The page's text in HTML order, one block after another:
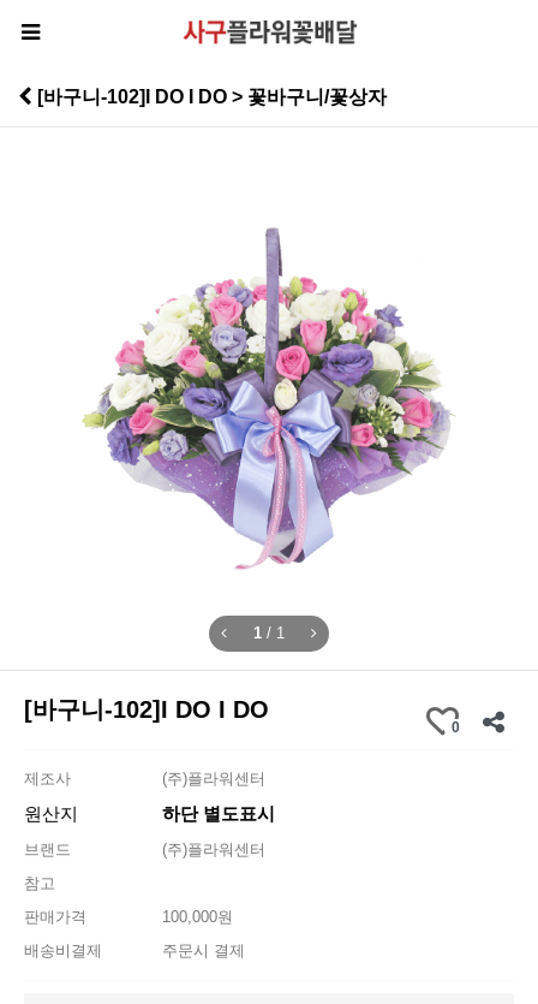
[바구니-102]I DO I DO > 꽃바구니/꽃상자
1 / 1
[바구니-102]I DO I DO
0
제조사 (주)플라워센터
원산지 하단 별도표시
브랜드
(주)플라워센터
참고
판매가격
100,000원
배송비결제
주문시 결제